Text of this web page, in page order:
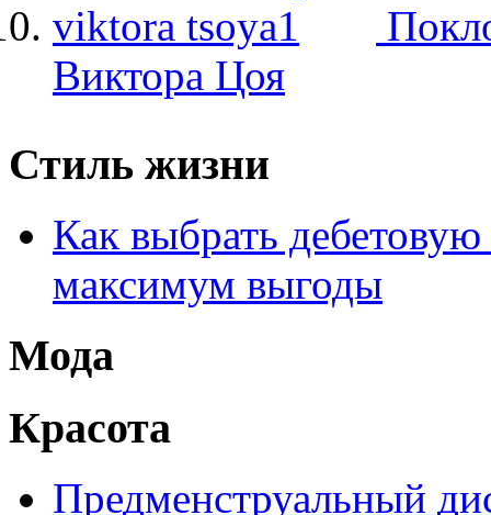
Виктора Цоя
Стиль жизни
Как выбрать дебетовую
максимум выгоды
Мода
Красота
Предменструальный